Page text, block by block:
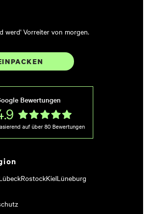
werd' Vorreiter von morgen.
RostockKielLüneburg
Bewertungen
auf über80 Bewertungen
aus